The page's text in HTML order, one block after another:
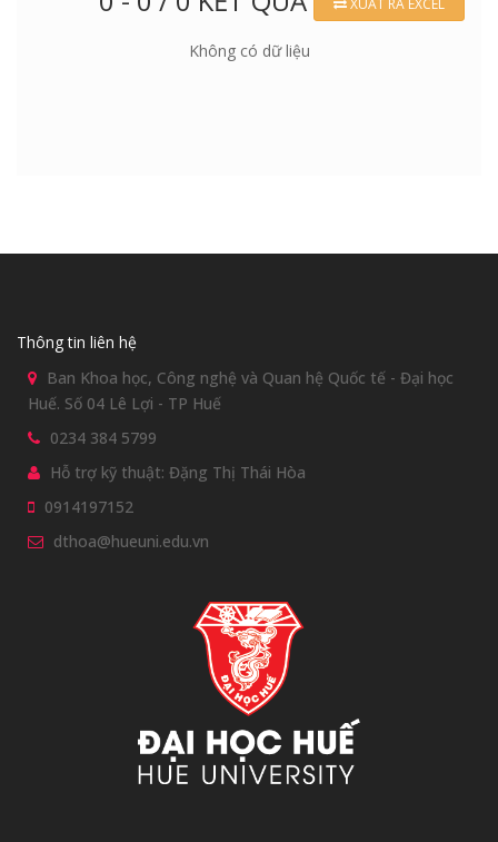
Không có dữ liệu
Thông tin liên hệ
Ban Khoa học, Công nghệ và Quan hệ Quốc tế - Đại học
Huế. Số 04 Lê Lợi - TP Huế
0234 384 5799
Hỗ trợ kỹ thuật: Đặng Thị Thái Hòa
0914197152
dthoa@hueuni.edu.vn